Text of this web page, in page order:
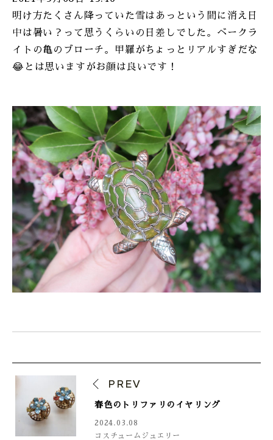
明け方たくさん降っていた雪はあっという間に消え日
中は暑い？って思うくらいの日差しでした。ベークラ
イトの亀のブローチ。甲羅がちょっとリアルすぎだな
😂とは思いますがお顔は良いです！
PREV
春色のトリファリのイヤリング
2024.03.08
コスチュームジュエリー